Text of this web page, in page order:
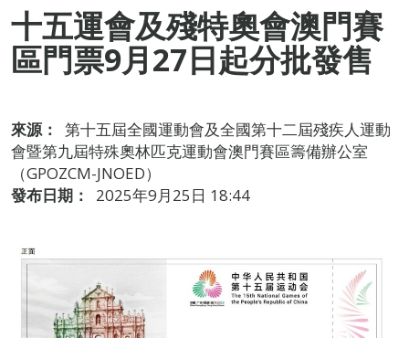
十五運會及殘特奧會澳門賽
區門票9月27日起分批發售
來源：
第十五屆全國運動會及全國第十二屆殘疾人運動
會暨第九屆特殊奧林匹克運動會澳門賽區籌備辦公室
（GPOZCM-JNOED）
發布日期：
2025年9月25日 18:44